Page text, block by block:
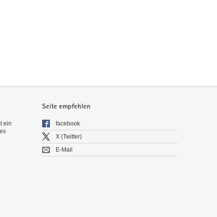
ein
Seite empfehlen
facebook
X (Twitter)
E-Mail